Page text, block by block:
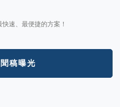
速、最便捷的方案！
稿曝光